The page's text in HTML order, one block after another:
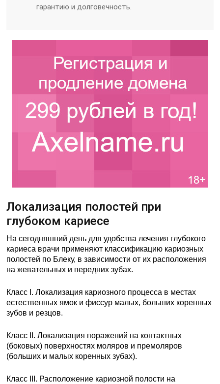
гарантию и долговечность.
Локализация полостей при
глубоком кариесе
На сегодняшний день для удобства лечения глубокого
кариеса врачи применяют классификацию кариозных
полостей по Блеку, в зависимости от их расположения
на жевательных и передних зубах.
Класс I. Локализация кариозного процесса в местах
естественных ямок и фиссур малых, больших коренных
зубов и резцов.
Класс II. Локализация поражений на контактных
(боковых) поверхностях моляров и премоляров
(больших и малых коренных зубах).
Класс III. Расположение кариозной полости на